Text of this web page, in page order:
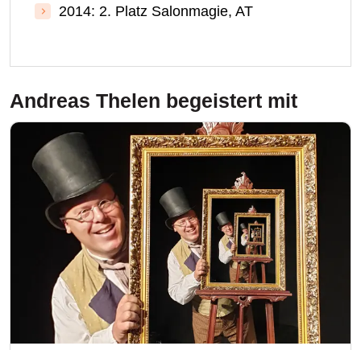
2014: 2. Platz Salonmagie, AT
Andreas Thelen begeistert mit